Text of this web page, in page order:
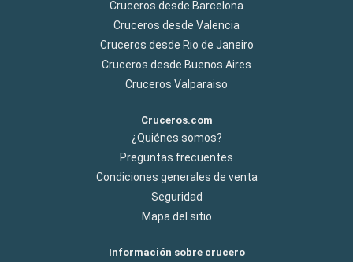
Cruceros desde Barcelona
Cruceros desde Valencia
Cruceros desde Rio de Janeiro
Cruceros desde Buenos Aires
Cruceros Valparaiso
Cruceros.com
¿Quiénes somos?
Preguntas frecuentes
Condiciones generales de venta
Seguridad
Mapa del sitio
Información sobre crucero